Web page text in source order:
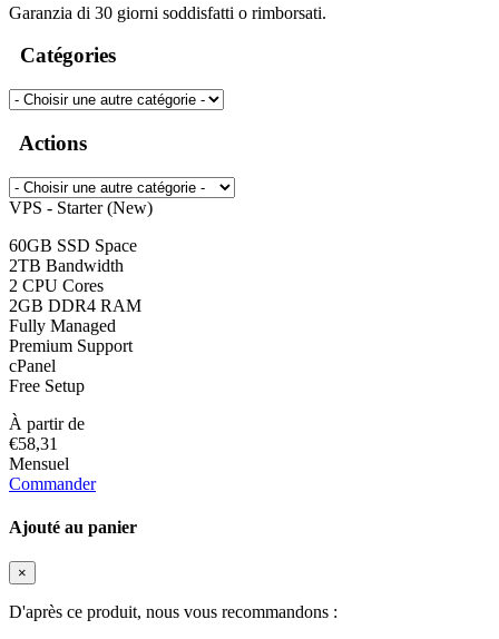
Garanzia di 30 giorni soddisfatti o rimborsati.
Catégories
Actions
VPS - Starter (New)
60GB SSD Space
2TB Bandwidth
2 CPU Cores
2GB DDR4 RAM
Fully Managed
Premium Support
cPanel
Free Setup
À partir de
€58,31
Mensuel
Commander
Ajouté au panier
×
D'après ce produit, nous vous recommandons :